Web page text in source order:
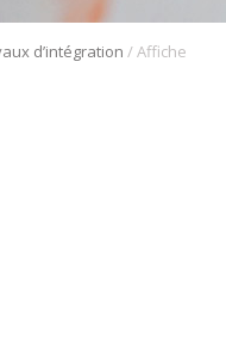
d’intégration /Affiche